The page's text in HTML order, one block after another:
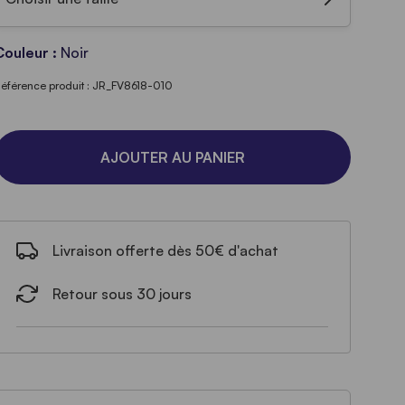
: Noir
produit : JR_FV8618-010
AJOUTER AU PANIER
Livraison offerte dès 50€ d'achat
Retour sous 30 jours